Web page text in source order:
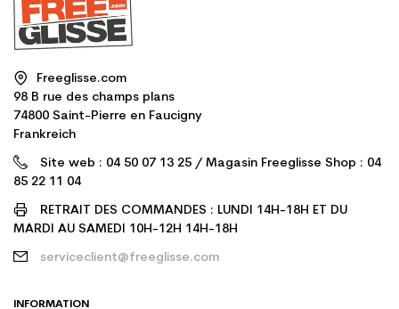
Freeglisse.com
98 B rue des champs plans
74800 Saint-Pierre en Faucigny
Frankreich
Site web : 04 50 07 13 25 / Magasin Freeglisse Shop : 04
85 22 11 04
RETRAIT DES COMMANDES : LUNDI 14H-18H ET DU
MARDI AU SAMEDI 10H-12H 14H-18H
serviceclient@freeglisse.com
INFORMATION